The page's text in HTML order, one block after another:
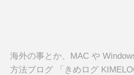
海外の事とか、MAC や
方法ブログ 「きめログ